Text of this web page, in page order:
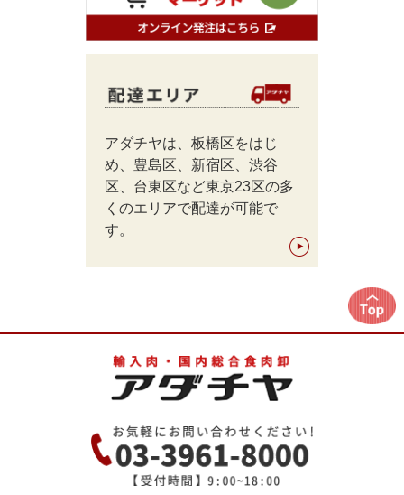
アダチヤは、板橋区をはじ
め、豊島区、新宿区、渋谷
区、台東区など東京23区の多
くのエリアで配達が可能で
す。